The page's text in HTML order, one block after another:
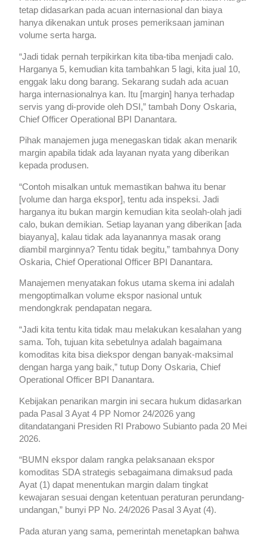
tetap didasarkan pada acuan internasional dan biaya
hanya dikenakan untuk proses pemeriksaan jaminan
volume serta harga.
“Jadi tidak pernah terpikirkan kita tiba-tiba menjadi calo.
Harganya 5, kemudian kita tambahkan 5 lagi, kita jual 10,
enggak laku dong barang. Sekarang sudah ada acuan
harga internasionalnya kan. Itu [margin] hanya terhadap
servis yang di-provide oleh DSI,” tambah Dony Oskaria,
Chief Officer Operational BPI Danantara.
Pihak manajemen juga menegaskan tidak akan menarik
margin apabila tidak ada layanan nyata yang diberikan
kepada produsen.
“Contoh misalkan untuk memastikan bahwa itu benar
[volume dan harga ekspor], tentu ada inspeksi. Jadi
harganya itu bukan margin kemudian kita seolah-olah jadi
calo, bukan demikian. Setiap layanan yang diberikan [ada
biayanya], kalau tidak ada layanannya masak orang
diambil marginnya? Tentu tidak begitu,” tambahnya Dony
Oskaria, Chief Operational Officer BPI Danantara.
Manajemen menyatakan fokus utama skema ini adalah
mengoptimalkan volume ekspor nasional untuk
mendongkrak pendapatan negara.
“Jadi kita tentu kita tidak mau melakukan kesalahan yang
sama. Toh, tujuan kita sebetulnya adalah bagaimana
komoditas kita bisa diekspor dengan banyak-maksimal
dengan harga yang baik,” tutup Dony Oskaria, Chief
Operational Officer BPI Danantara.
Kebijakan penarikan margin ini secara hukum didasarkan
pada Pasal 3 Ayat 4 PP Nomor 24/2026 yang
ditandatangani Presiden RI Prabowo Subianto pada 20 Mei
2026.
“BUMN ekspor dalam rangka pelaksanaan ekspor
komoditas SDA strategis sebagaimana dimaksud pada
Ayat (1) dapat menentukan margin dalam tingkat
kewajaran sesuai dengan ketentuan peraturan perundang-
undangan,” bunyi PP No. 24/2026 Pasal 3 Ayat (4).
Pada aturan yang sama, pemerintah menetapkan bahwa